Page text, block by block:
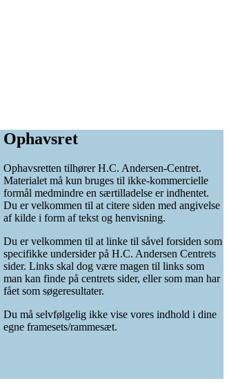
Ophavsret
Ophavsretten tilhører H.C. Andersen-Centret.
Materialet må kun bruges til ikke-kommercielle
formål medmindre en særtilladelse er indhentet.
Du er velkommen til at citere siden med angivelse
af kilde i form af tekst og henvisning.
Du er velkommen til at linke til såvel forsiden som
specifikke undersider på H.C. Andersen Centrets
sider. Links skal dog være magen til links som
man kan finde på centrets sider, eller som man har
fået som søgeresultater.
Du må selvfølgelig ikke vise vores indhold i dine
egne framesets/rammesæt.